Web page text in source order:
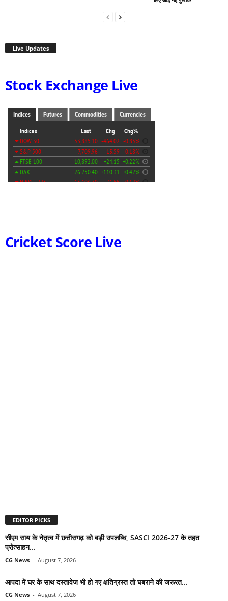
Live Updates
Stock Exchange Live
Cricket Score Live
EDITOR PICKS
सीएम साय के नेतृत्व में छत्तीसगढ़ को बड़ी उपलब्धि, SASCI 2026-27 के तहत
प्रोत्साहन...
CG News - August 7, 2026
आपदा में घर के साथ दस्तावेज भी हो गए क्षतिग्रस्त तो घबराने की जरूरत...
CG News - August 7, 2026